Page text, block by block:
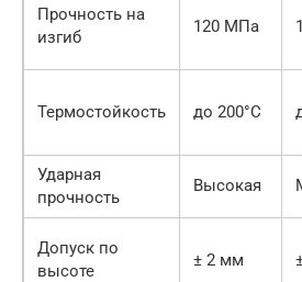
Прочность на
изгиб
120 МПа
Термостойкость до 200°C
Ударная
прочность
Высокая
Допуск по
высоте
± 2 мм